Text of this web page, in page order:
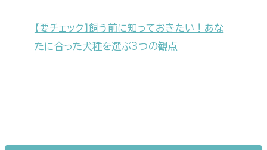
【要チェック】飼う前に知っておきたい！あな
たに合った犬種を選ぶ3つの観点